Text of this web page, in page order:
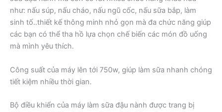
như: nấu súp, nấu cháo, nấu ngũ cốc, nấu sữa bắp, làm
sinh tố..thiết kế thông minh nhỏ gọn mà đa chức năng giúp
các bạn có thể tha hồ lựa chọn chế biến các món đồ uống
mà mình yêu thích.
Công suất của máy lên tới 750w, giúp làm sữa nhanh chóng
tiết kiệm nhiều thời gian.
Bộ điều khiển của máy làm sữa đậu nành được trang bị